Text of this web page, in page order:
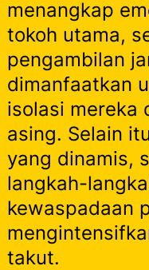
menangkap
tokoh utama,
pengambilan
dimanfaatkan
isolasi mereka
asing. Selain
yang dinamis,
langkah-
kewaspadaan
takut.